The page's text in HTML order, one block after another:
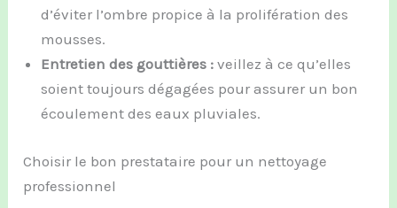
d’éviter l’ombre propice à la prolifération des
mousses.
Entretien des gouttières : veillez à ce qu’elles
soient toujours dégagées pour assurer un bon
écoulement des eaux pluviales.
Choisir le bon prestataire pour un nettoyage
professionnel